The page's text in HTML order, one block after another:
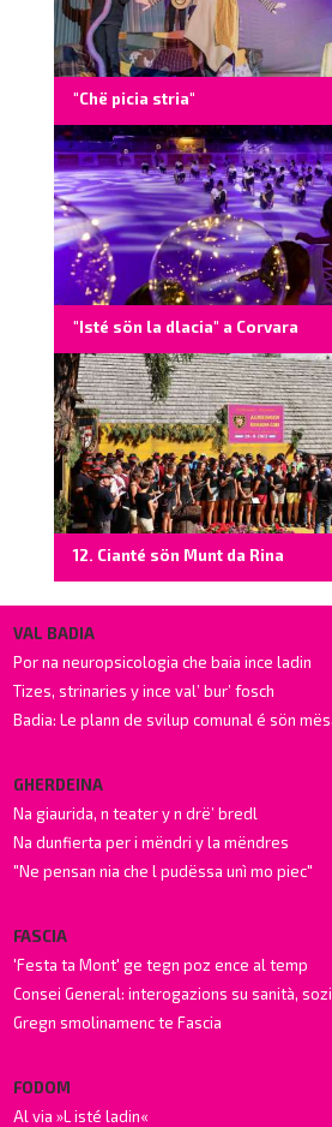
"Chë picia stria"
"Isté sön la dlacia" a Corvara
12. Cianté sön Munt da Rina
VAL BADIA
Por na neuropsicologia che baia ince ladin
Tizes, strinaries y ince val’ bur’ fosch
Badia: Le plann de svilup comunal é sön
GHERDEINA
Na giaurida, n teater y n drë’ bredl
Na dunfierta per i mëndri y la mëndres
"Ne pensan nia che l pudëssa unì mo piec"
FASCIA
'Festa ta Mont' ge tegn poz ence al temp
Consei General: interogazions su sanità,
Gregn smolinamenc te Fascia
FODOM
Al via »L isté ladin«